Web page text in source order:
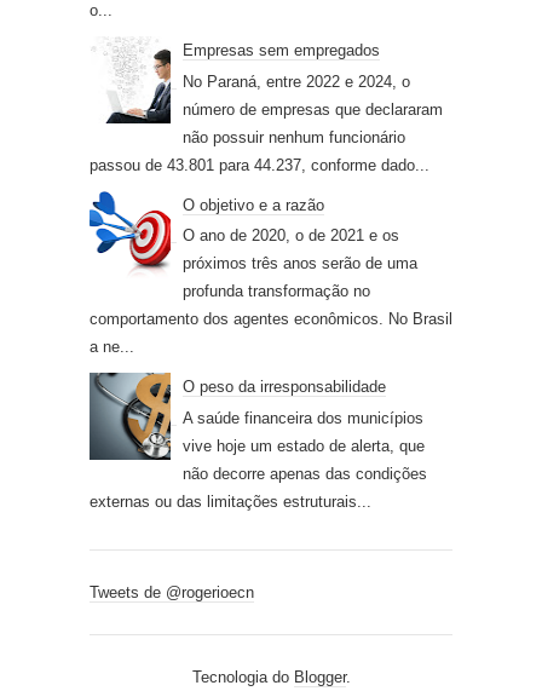
o...
Empresas sem empregados
No Paraná, entre 2022 e 2024, o
número de empresas que declararam
não possuir nenhum funcionário
passou de 43.801 para 44.237, conforme dado...
O objetivo e a razão
O ano de 2020, o de 2021 e os
próximos três anos serão de uma
profunda transformação no
comportamento dos agentes econômicos. No Brasil
a ne...
O peso da irresponsabilidade
A saúde financeira dos municípios
vive hoje um estado de alerta, que
não decorre apenas das condições
externas ou das limitações estruturais...
Tweets de @rogerioecn
Tecnologia do Blogger.